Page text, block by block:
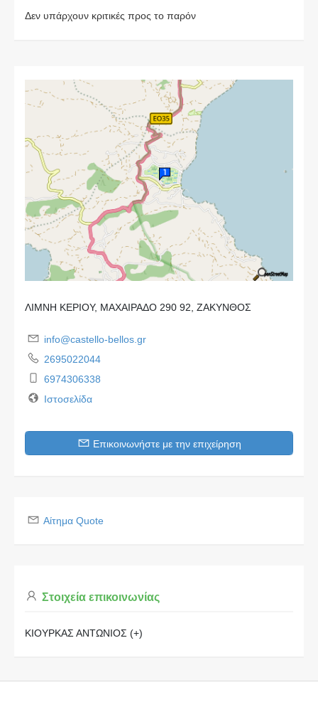
Δεν υπάρχουν κριτικές προς το παρόν
ΛΙΜΝΗ ΚΕΡΙΟΥ, ΜΑΧΑΙΡΑΔΟ 290 92, ΖΑΚΥΝΘΟΣ
info@castello-bellos.gr
2695022044
6974306338
Ιστοσελίδα
Επικοινωνήστε με την επιχείρηση
Αίτημα Quote
Στοιχεία επικοινωνίας
ΚΙΟΥΡΚΑΣ ΑΝΤΩΝΙΟΣ (+)